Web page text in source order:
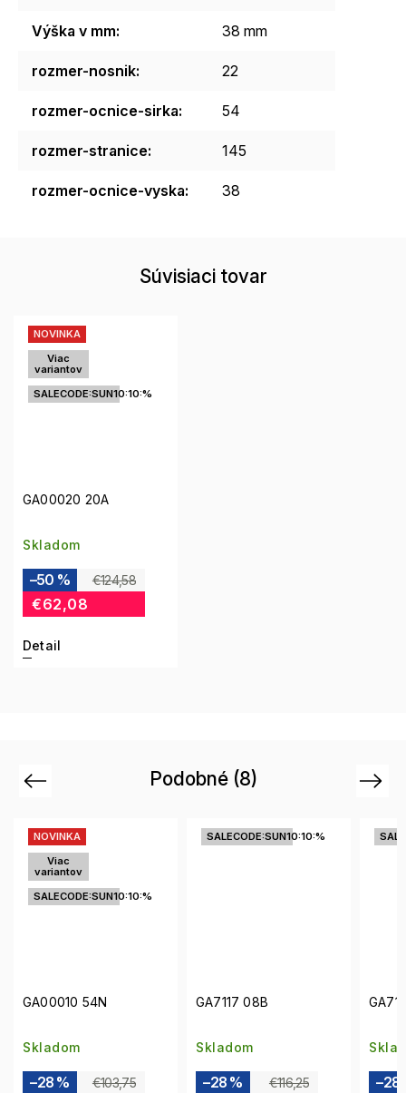
Výška v mm: 38 mm
rozmer-nosnik: 22
rozmer-ocnice-sirka: 54
rozmer-stranice: 145
rozmer-ocnice-vyska: 38
Súvisiaci tovar
NOVINKA
Viac
variantov
SALECODE:SUN10:10:%
GA00020 20A
Skladom
€124,58
–50 %
€62,08
Detail
Podobné (8)
Previous
SALECODE:SUN10:10:%
GA7117 08B
Skladom
€116,25
–28 %
SALECODE:SUN10:10:%
GA7113 10N
Skladom
€116,25
–28 %
Next